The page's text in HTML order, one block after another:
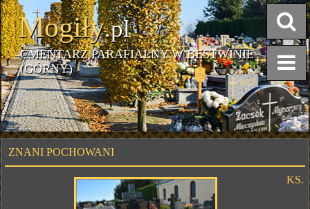
Mogiły.pl
CMENTARZ PARAFIALNY W BESTWINIE
(GÓRNY)
ZNANI POCHOWANI
KS.